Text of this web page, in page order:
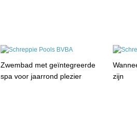
Zwembad met geïntegreerde
spa voor jaarrond plezier
zijn